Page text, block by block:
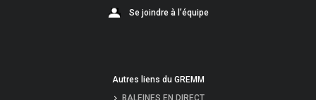
Se joindre à l’équipe
Autres liens du GREMM